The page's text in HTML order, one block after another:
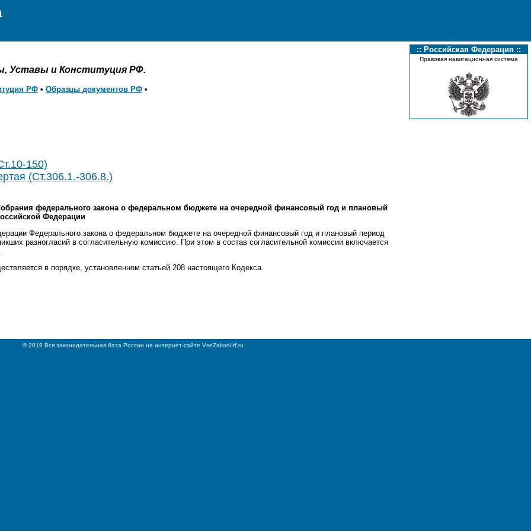
Уставы и Конституция РФ.
РФ • Образцы документов РФ •
150)
(Ст.306.1.-306.8.)
федерального закона о федеральном бюджете на очередной финансовый год и плановый
Федерации
Федерального закона о федеральном бюджете на очередной финансовый год и плановый период
разногласий в согласительную комиссию. При этом в состав согласительной комиссии включается
в порядке, установленном статьей 208 настоящего Кодекса.
:: Российская Федерация ::
Правовая навигационная система
© 2019 Вся законодательная база России на интернет-сайте VseZakoni-rf.ru